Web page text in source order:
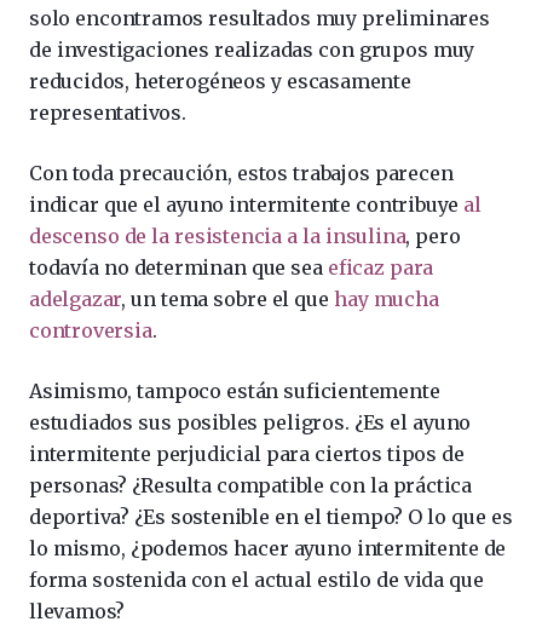
solo encontramos resultados muy preliminares
de investigaciones realizadas con grupos muy
reducidos, heterogéneos y escasamente
representativos.
Con toda precaución, estos trabajos parecen
indicar que el ayuno intermitente contribuye al
descenso de la resistencia a la insulina, pero
todavía no determinan que sea eficaz para
adelgazar, un tema sobre el quehay mucha
controversia.
Asimismo, tampoco están suficientemente
estudiados sus posibles peligros. ¿Es el ayuno
intermitente perjudicial para ciertos tipos de
personas? ¿Resulta compatible con la práctica
deportiva? ¿Es sostenible en el tiempo? O lo que es
lo mismo, ¿podemos hacer ayuno intermitente de
forma sostenida con el actual estilo de vida que
llevamos?